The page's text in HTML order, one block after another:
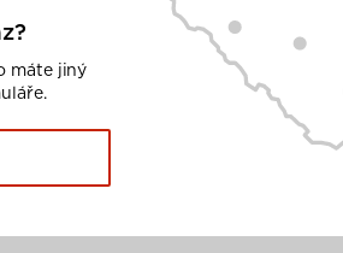
máte jiný